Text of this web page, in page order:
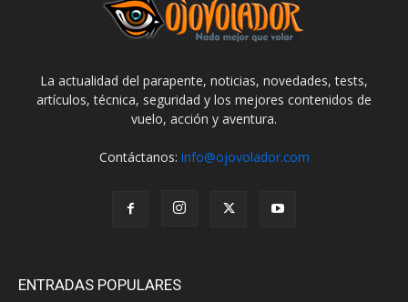
La actualidad del parapente, noticias, novedades, tests,
artículos, técnica, seguridad y los mejores contenidos de
vuelo, acción y aventura.
Contáctanos: info@ojovolador.com
ENTRADAS POPULARES